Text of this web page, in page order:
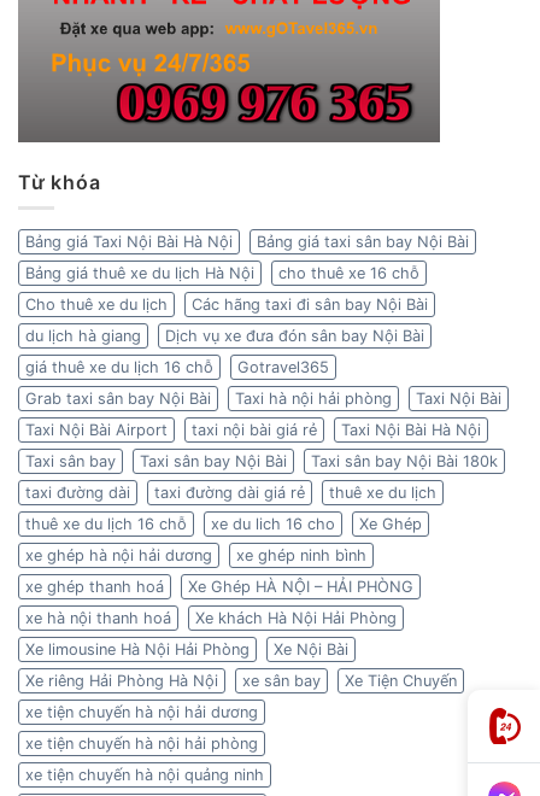
Từ khóa
Bảng giá Taxi Nội Bài Hà Nội
Bảng giá taxi sân bay Nội Bài
Bảng giá thuê xe du lịch Hà Nội
cho thuê xe 16 chỗ
Cho thuê xe du lịch
Các hãng taxi đi sân bay Nội Bài
du lịch hà giang
Dịch vụ xe đưa đón sân bay Nội Bài
giá thuê xe du lịch 16 chỗ
Gotravel365
Grab taxi sân bay Nội Bài
Taxi hà nội hải phòng
Taxi Nội Bài
Taxi Nội Bài Airport
taxi nội bài giá rẻ
Taxi Nội Bài Hà Nội
Taxi sân bay
Taxi sân bay Nội Bài
Taxi sân bay Nội Bài 180k
taxi đường dài
taxi đường dài giá rẻ
thuê xe du lịch
thuê xe du lịch 16 chỗ
xe du lich 16 cho
Xe Ghép
xe ghép hà nội hải dương
xe ghép ninh bình
xe ghép thanh hoá
Xe Ghép HÀ NỘI – HẢI PHÒNG
xe hà nội thanh hoá
Xe khách Hà Nội Hải Phòng
Xe limousine Hà Nội Hải Phòng
Xe Nội Bài
Xe riêng Hải Phòng Hà Nội
xe sân bay
Xe Tiện Chuyến
xe tiện chuyến hà nội hải dương
xe tiện chuyến hà nội hải phòng
xe tiện chuyến hà nội quảng ninh